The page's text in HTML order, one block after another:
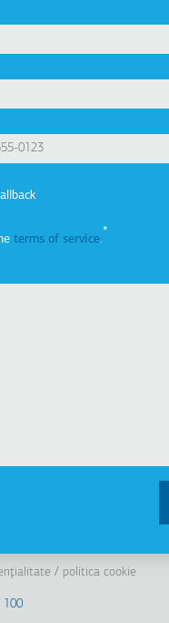
terms of service.
Instagram
politica cookie
100